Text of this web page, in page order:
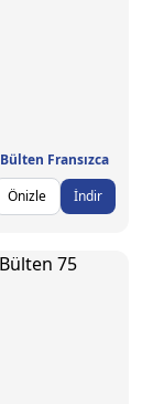
Bülten Fransızca
Önizle
İndir